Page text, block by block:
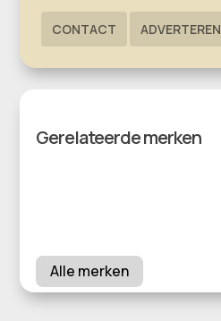
CONTACT ADVERTEREN
Gerelateerde merken
Alle merken